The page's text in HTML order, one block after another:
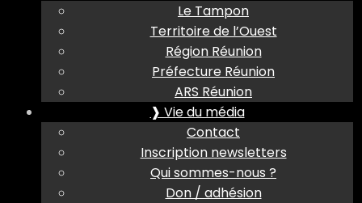
Le Tampon
Territoire de l’Ouest
Région Réunion
Préfecture Réunion
ARS Réunion
❱ Vie du média
Contact
Inscription newsletters
Qui sommes-nous ?
Don / adhésion